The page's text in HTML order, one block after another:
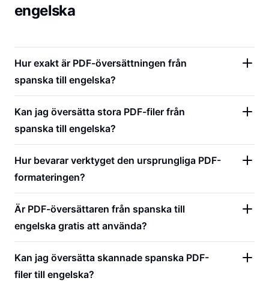
engelska
Hur exakt är PDF-översättningen från
spanska till engelska?
Kan jag översätta stora PDF-filer från
spanska till engelska?
Hur bevarar verktyget den ursprungliga PDF-
formateringen?
Är PDF-översättaren från spanska till
engelska gratis att använda?
Kan jag översätta skannade spanska PDF-
filer till engelska?